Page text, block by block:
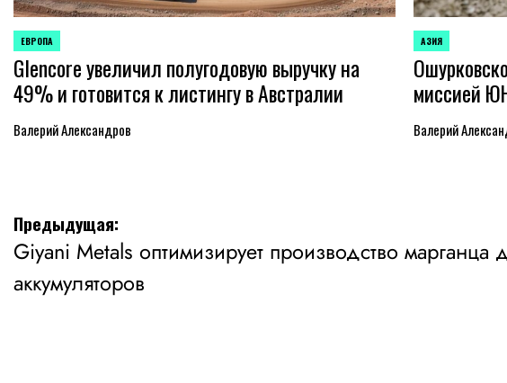
ОПУБЛИКОВАНО
В
ЕВРОПА
Glencore увеличил полугодовую выручку на
49% и готовится к листингу в Австралии
Валерий Александров
ОПУБЛИКОВАНО
В
АЗИЯ
миссией
Валерий
Навигация
по
записям
Предыдущая:
Giyani Metals оптимизирует производство марганца
аккумуляторов